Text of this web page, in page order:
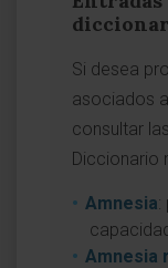
Si desea
asociados
consultar
Diccionario
Amnesia:
Amnesia